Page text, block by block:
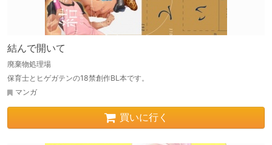
結んで開いて
廃棄物処理場
保育士とヒゲガテンの18禁創作BL本です。
マンガ
買いに行く